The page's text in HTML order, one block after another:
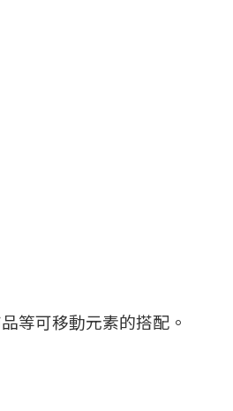
等可移動元素的搭配。